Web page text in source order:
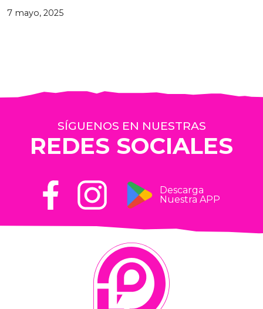
7 mayo, 2025
SÍGUENOS EN NUESTRAS
REDES SOCIALES
Descarga
Nuestra APP